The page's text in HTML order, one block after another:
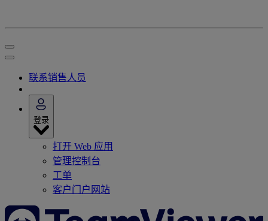
联系销售人员
登录
打开 Web 应用
管理控制台
工单
客户门户网站